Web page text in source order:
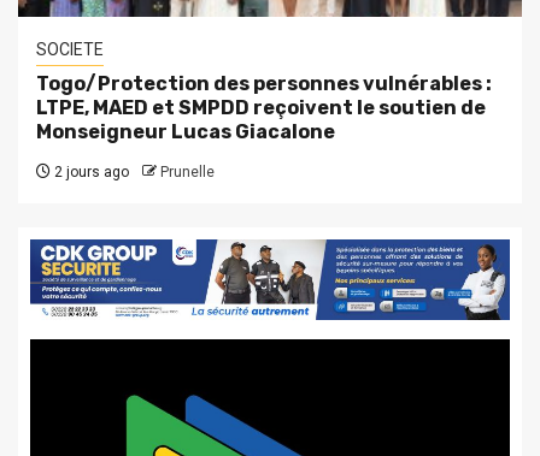
SOCIETE
Togo/Protection des personnes vulnérables :
LTPE, MAED et SMPDD reçoivent le soutien de
Monseigneur Lucas Giacalone
2 jours ago Prunelle